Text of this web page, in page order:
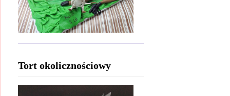
Tort okolicznościowy